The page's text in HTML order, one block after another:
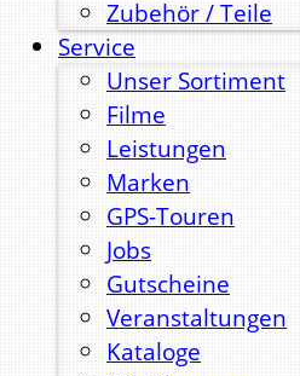
Zubehör / Teile
Service
Unser Sortiment
Filme
Leistungen
Marken
GPS-Touren
Jobs
Gutscheine
Veranstaltungen
Kataloge